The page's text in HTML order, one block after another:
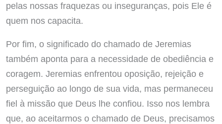
pelas nossas fraquezas ou inseguranças, pois Ele é
quem nos capacita.
Por fim, o significado do chamado de Jeremias
também aponta para a necessidade de obediência e
coragem. Jeremias enfrentou oposição, rejeição e
perseguição ao longo de sua vida, mas permaneceu
fiel à missão que Deus lhe confiou. Isso nos lembra
que, ao aceitarmos o chamado de Deus, precisamos